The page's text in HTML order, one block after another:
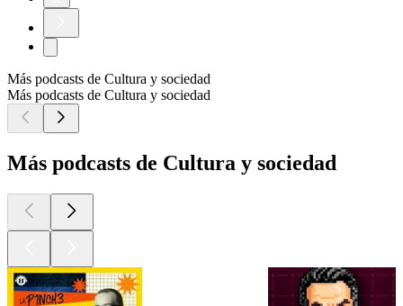
Más podcasts de Cultura y sociedad
Más podcasts de Cultura y sociedad
Más podcasts de Cultura y sociedad